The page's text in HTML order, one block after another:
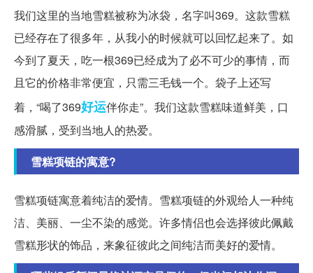
我们这里的当地雪糕被称为冰袋，名字叫369。这款雪糕
已经存在了很多年，从我小的时候就可以回忆起来了。如
今到了夏天，吃一根369已经成为了必不可少的事情，而
且它的价格非常便宜，只需三毛钱一个。袋子上还写
着，“喝了369好运伴你走”。我们这款雪糕味道鲜美，口
感滑腻，受到当地人的热爱。
雪糕项链的寓意?
雪糕项链寓意着纯洁的爱情。雪糕项链的外观给人一种纯
洁、美丽、一尘不染的感觉。许多情侣也会选择彼此佩戴
雪糕形状的饰品，来象征彼此之间纯洁而美好的爱情。